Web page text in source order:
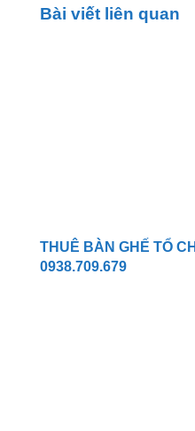
Bài viết liên quan
THUÊ BÀN GHẾ TỔ
0938.709.679